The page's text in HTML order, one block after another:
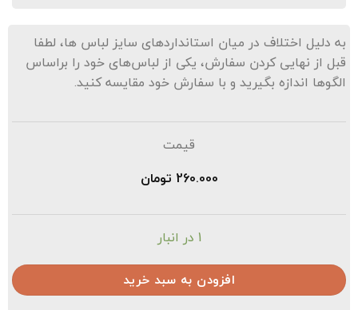
به دلیل اختلاف در میان استانداردهای سایز لباس ها، لطفا
قبل از نهایی کردن سفارش، یکی از لباس‌های خود را براساس
الگوها اندازه بگیرید و با سفارش خود مقایسه کنید.
قیمت
260.000 تومان
افزودن به سبد خرید